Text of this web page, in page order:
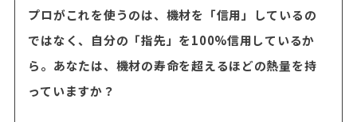
プロがこれを使うのは、機材を「信用」しているの
ではなく、自分の「指先」を100%信用しているか
ら。あなたは、機材の寿命を超えるほどの熱量を持
っていますか？